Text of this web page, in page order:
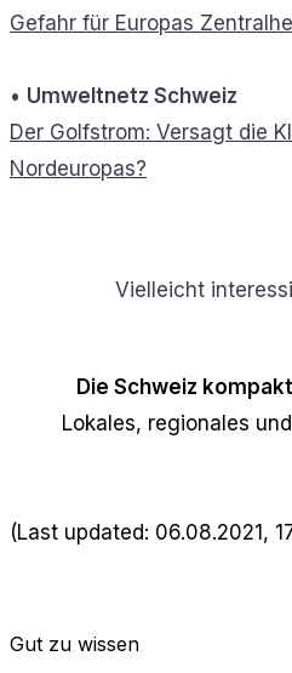
Gefahr für Europas
• Umweltnetz Schweiz
Der Golfstrom: Versagt die
Nordeuropas?
Vielleicht
Die Schweiz
Lokales, regionales
(Last updated: 06.08.2021,
Gut zu wissen